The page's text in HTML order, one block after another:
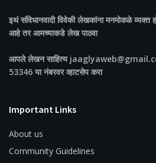
इथं संविधानवादी विवेकी लेखकांना मनमोकळे व्यक्त
आहे तर आमच्याकडे लेख पाठवा
आपले लेखन साहित्य
53346 या नंबरवर व्हाटसेप करा
Important Links
About us
Community Guidelines